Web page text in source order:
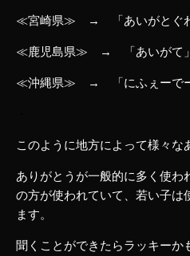
≪宮崎県≫ → 「あいがとぐわ
≪鹿児島県≫ → 「あいがて」
≪沖縄県≫ → 「にふぇーでー
このように地方によって様々な
ありがとうが一般的に多く使わ
の方が使われていて、若い子は
ます。
聞くことができたらラッキーか